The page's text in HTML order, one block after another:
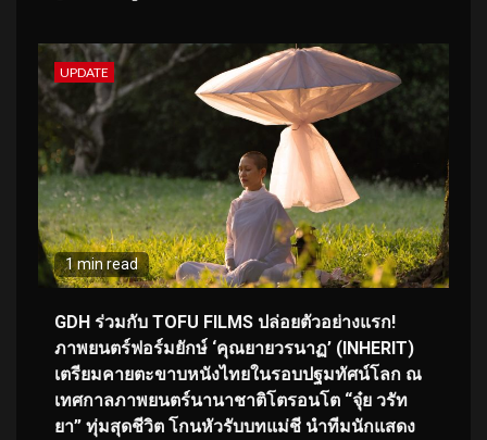
UPDATE
1 min read
GDH ร่วมกับ TOFU FILMS ปล่อยตัวอย่างแรก!
ภาพยนตร์ฟอร์มยักษ์ ‘คุณยายวรนาฏ’ (INHERIT)
เตรียมคายตะขาบหนังไทยในรอบปฐมทัศน์โลก ณ
เทศกาลภาพยนตร์นานาชาติโตรอนโต “จุ๋ย วรัท
ยา” ทุ่มสุดชีวิต โกนหัวรับบทแม่ชี นำทีมนักแสดง